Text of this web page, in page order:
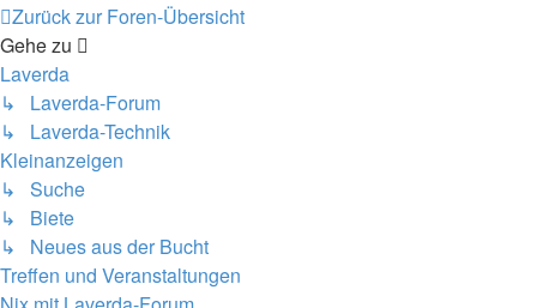
Zurück zur Foren-Übersicht
Gehe zu
Laverda
↳ Laverda-Forum
↳ Laverda-Technik
Kleinanzeigen
↳ Suche
↳ Biete
↳ Neues aus der Bucht
Treffen und Veranstaltungen